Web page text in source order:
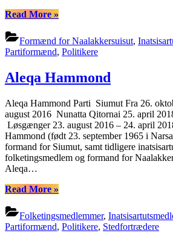
Read More“Múte
Egede”
»
Formænd for Naalakkersuisut,
Partiformænd, Politikere
Aleqa Hammond
Aleqa Hammond Parti Siumut Fra 26.
august 2016 Nunatta Qitornai 25. april
Løsgænger 23. august 2016 – 24. april
Hammond (født 23. september 1965 i
formand for Siumut, samt tidligere
folketingsmedlem og formand for
Aleqa…
Read More“Aleqa
»
Folketingsmedlemmer,
Partiformænd, Politikere, Stedfortrædere